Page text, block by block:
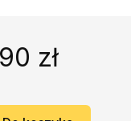
zł